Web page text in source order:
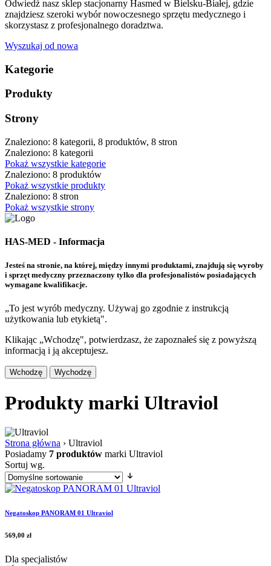
Odwiedź nasz sklep stacjonarny Hasmed w Bielsku-Białej, gdzie
znajdziesz szeroki wybór nowoczesnego sprzętu medycznego i
skorzystasz z profesjonalnego doradztwa.
Wyszukaj od nowa
Kategorie
Produkty
Strony
Znaleziono: 8 kategorii, 8 produktów, 8 stron
Znaleziono: 8 kategorii
Pokaż wszystkie kategorie
Znaleziono: 8 produktów
Pokaż wszystkie produkty
Znaleziono: 8 stron
Pokaż wszystkie strony
HAS-MED - Informacja
Jesteś na stronie, na której, między innymi produktami, znajdują się wyroby
i sprzęt medyczny przeznaczony tylko dla profesjonalistów posiadających
wymagane kwalifikacje.
„To jest wyrób medyczny. Używaj go zgodnie z instrukcją
użytkowania lub etykietą".
Klikając „Wchodzę", potwierdzasz, że zapoznałeś się z powyższą
informacją i ją akceptujesz.
Wchodzę Wychodzę
Produkty marki Ultraviol
Strona główna › Ultraviol
Posiadamy 7 produktów marki Ultraviol
Sortuj wg.
Negatoskop PANORAM 01 Ultraviol
569,00 zł
Dla specjalistów